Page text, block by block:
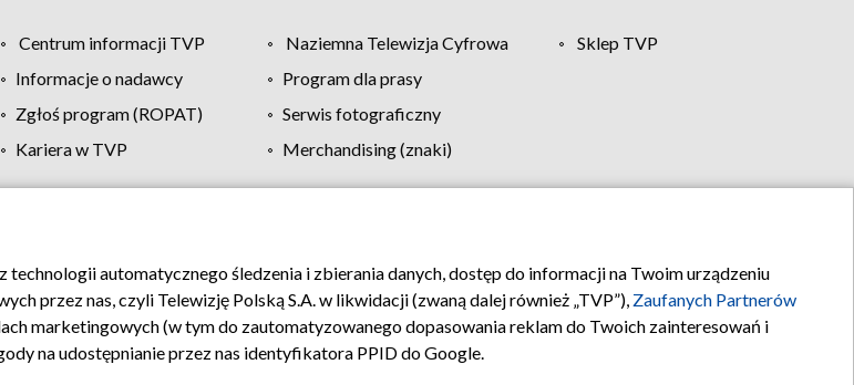
Centrum informacji TVP Naziemna Telewizja Cyfrowa
Sklep TVP
Informacje o nadawcy
Program dla prasy
Zgłoś program (ROPAT)
Serwis fotograficzny
Kariera w TVP
Merchandising (znaki)
Moje zgody Pomoc Biuro reklamy Kontakt
automatycznego śledzenia i zbierania danych, dostęp do informacji na Twoim urządzeniu
przez nas, czyli Telewizję Polską S.A. w likwidacji (zwaną dalej również „TVP”), Zaufanych Partnerów
marketingowych (w tym do zautomatyzowanego dopasowania reklam do Twoich zainteresowań i
na udostępnianie przez nas identyfikatora PPID do Google.